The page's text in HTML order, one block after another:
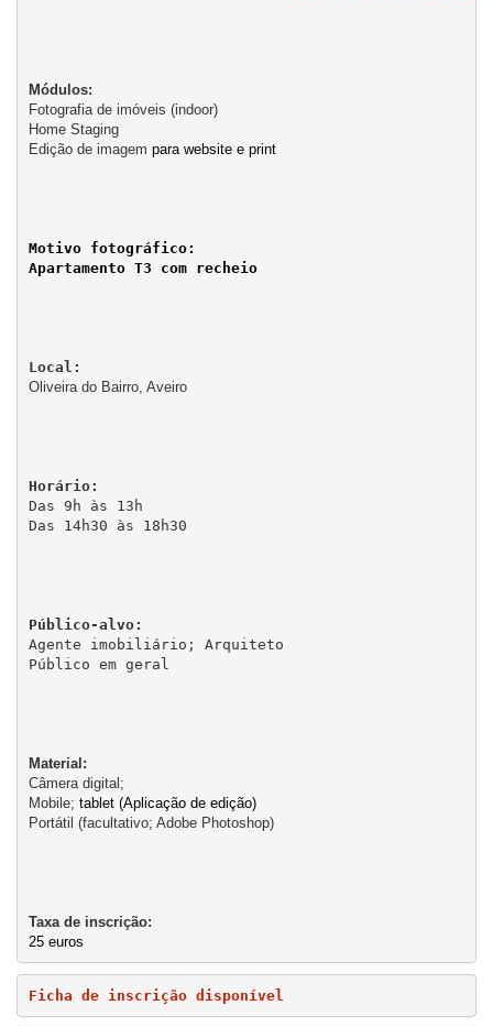
Fotografia de imóveis (indoor)
Home Staging
Edição de imagem para website e print
Apartamento T3 com recheio
Oliveira do Bairro, Aveiro
Das 9h às 13h
Das 14h30 às 18h30
Agente imobiliário; Arquiteto
Público em geral
Material:
Câmera digital;
Mobile; tablet (Aplicação de edição)
Portátil (facultativo; Adobe Photoshop)
Taxa de inscrição:
25 euros
Ficha de inscrição disponível